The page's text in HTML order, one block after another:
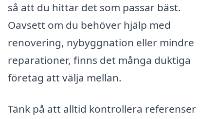
så att du hittar det som passar bäst.
Oavsett om du behöver hjälp med
renovering, nybyggnation eller mindre
reparationer, finns det många duktiga
företag att välja mellan.
Tänk på att alltid kontrollera referenser